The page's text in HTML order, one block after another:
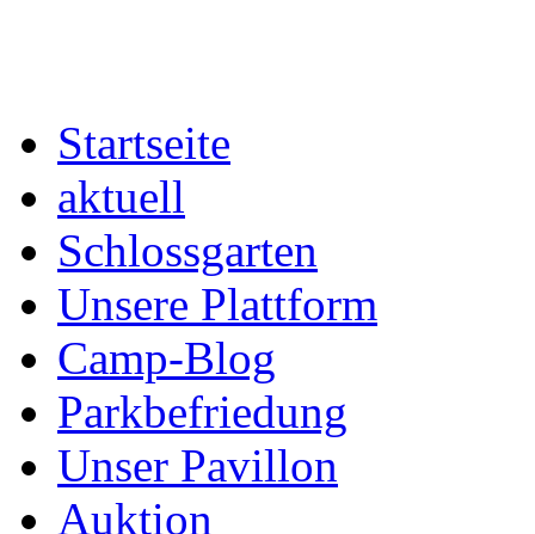
Startseite
aktuell
Schlossgarten
Unsere Plattform
Camp-Blog
Parkbefriedung
Unser Pavillon
Auktion